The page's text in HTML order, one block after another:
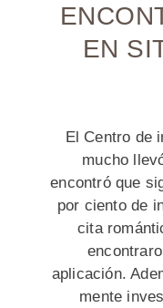
EN
El Centro de
mucho
encontró que
por ciento de
cita
aplicación.
mente